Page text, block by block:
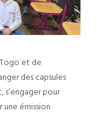
et de
des capsules
pour
une émission